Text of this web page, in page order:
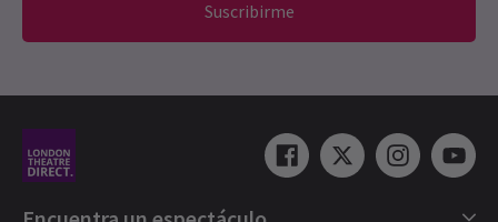
Suscribirme